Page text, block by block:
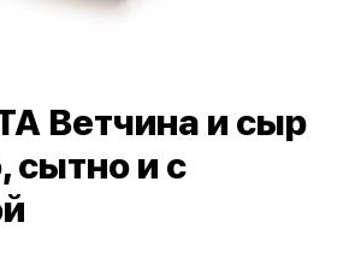
Ветчина и сыр
сытно и с